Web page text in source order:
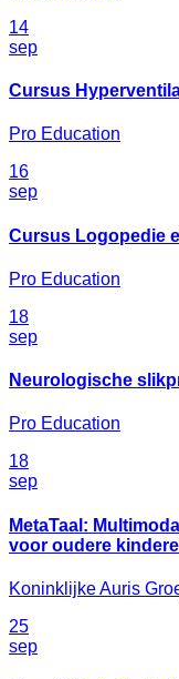
14
sep
Cursus
Pro Education
16
sep
Cursus Logopedie
Pro Education
18
sep
Neurologische
Pro Education
18
sep
MetaTaal:
voor oudere
Koninklijke Auris
25
sep